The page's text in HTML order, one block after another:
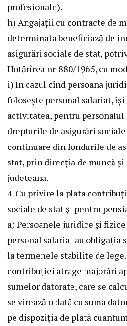
profesionale).
h) Angajaţii cu contracte de
determinata beneficiază de
asigurări sociale de stat,
Hotărîrea nr. 880/1965, cu
i) În cazul cînd persoana
foloseşte personal salariat, îşi
activitatea, pentru
drepturile de asigurări
continuare din fondurile de
stat, prin direcţia de muncă
judeteana.
4. Cu privire la plata
sociale de stat şi pentru
a) Persoanele juridice şi
personal salariat au obligaţia
la termenele stabilite de
contribuţiei atrage majorări
sumelor datorate, care se
se virează o dată cu suma
pe dispoziţia de plată